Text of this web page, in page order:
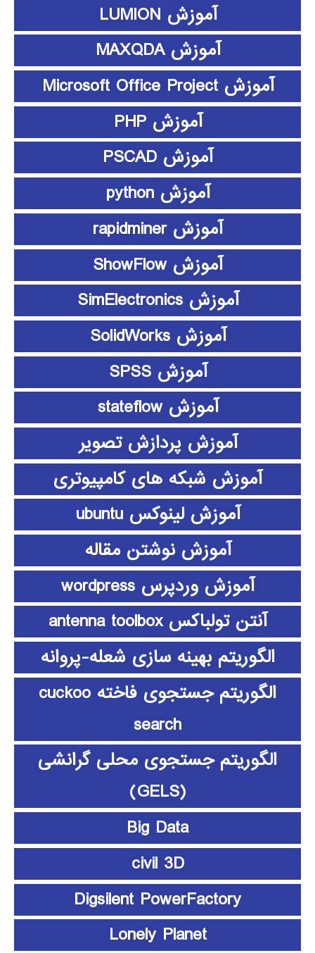
آموزش LUMION
آموزش MAXQDA
آموزش Microsoft Office Project
آموزش PHP
آموزش PSCAD
آموزش python
آموزش rapidminer
آموزش ShowFlow
آموزش SimElectronics
آموزش SolidWorks
آموزش SPSS
آموزش stateflow
آموزش پردازش تصویر
آموزش شبکه های کامپیوتری
آموزش لینوکس ubuntu
آموزش نوشتن مقاله
آموزش وردپرس wordpress
آنتن تولباکس antenna toolbox
الگوریتم بهینه سازی شعله-پروانه
الگوریتم جستجوی فاخته cuckoo
search
الگوریتم جستجوی محلی گرانشی
(GELS)
Big Data
civil 3D
Digsilent PowerFactory
Lonely Planet